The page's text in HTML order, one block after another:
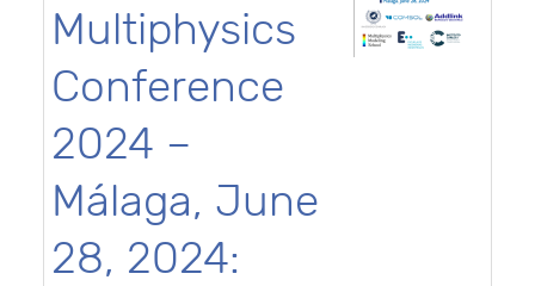
Multiphysics
Conference
2024 –
Málaga, June
28, 2024: